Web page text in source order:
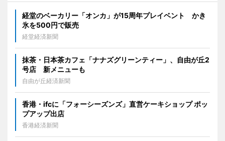
経堂のベーカリー「オンカ」が15周年プレイベント かき
氷を500円で販売
経堂経済新聞
抹茶・日本茶カフェ「ナナズグリーンティー」、自由が丘2
号店 新メニューも
自由が丘経済新聞
香港・ifcに「フォーシーズンズ」直営ケーキショップ ポッ
プアップ出店
香港経済新聞